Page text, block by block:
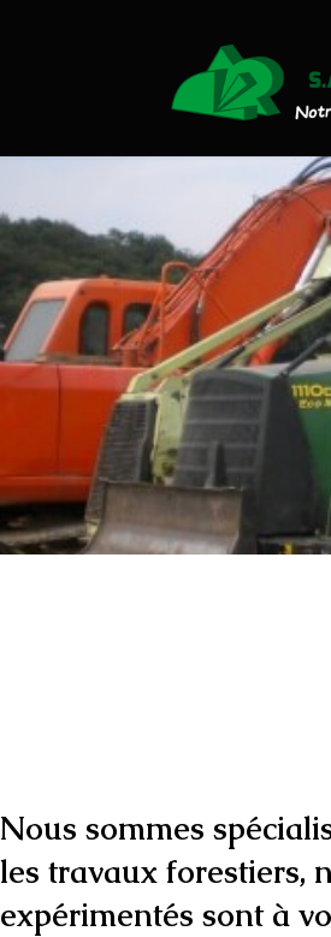
Travaux
Travaux
Transport &
Plaquettes
Traitement
Contact
Nous sommes
les travaux forestiers,
expérimentés sont à